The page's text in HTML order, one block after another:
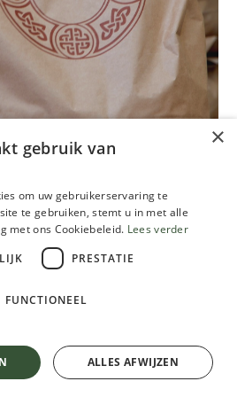
Stone fine,
×
gebruik van
om uw gebruikerservaring te
te gebruiken, stemt u in met alle
met ons Cookiebeleid. Lees verder
PRESTATIE
FUNCTIONEEL
ALLES AFWIJZEN